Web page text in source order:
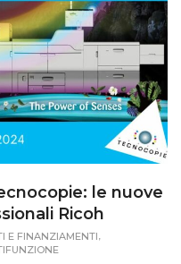
le nuove
Ricoh
E FINANZIAMENTI